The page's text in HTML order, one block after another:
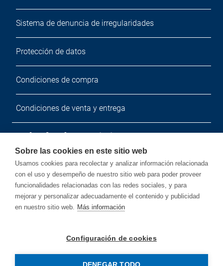
Sistema de denuncia de irregularidades
Protección de datos
Condiciones de compra
Condiciones de venta y entrega
Boletín de noticias
Suscríbete a nuestro boletín de noticias gratuito.
Sobre las cookies en este sitio web
Usamos cookies para recolectar y analizar información relacionada
con el uso y desempeño de nuestro sitio web para poder proveer
funcionalidades relacionadas con las redes sociales, y para
mejorar y personalizar adecuadamente el contenido y publicidad
en nuestro sitio web. Más información
Configuración de cookies